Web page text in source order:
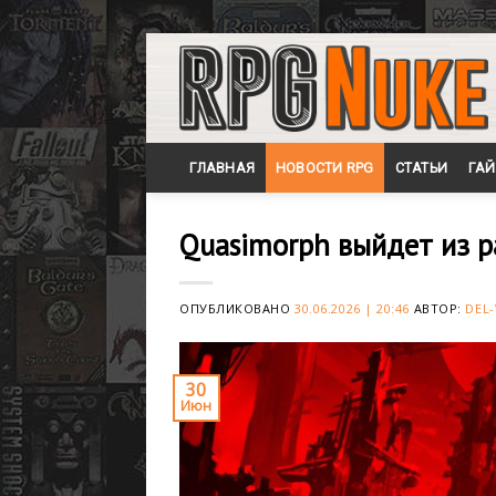
Skip
content
ГЛАВНАЯ НОВОСТИ RPG СТАТЬИ
Quasimorph выйдет из
ОПУБЛИКОВАНО30.06.2026 | 20:46 АВТОР:
30
Июн